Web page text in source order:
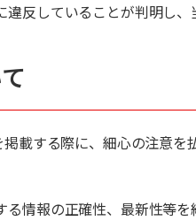
反していることが判明し
載する際に、細心の注意
る情報の正確性、最新性等